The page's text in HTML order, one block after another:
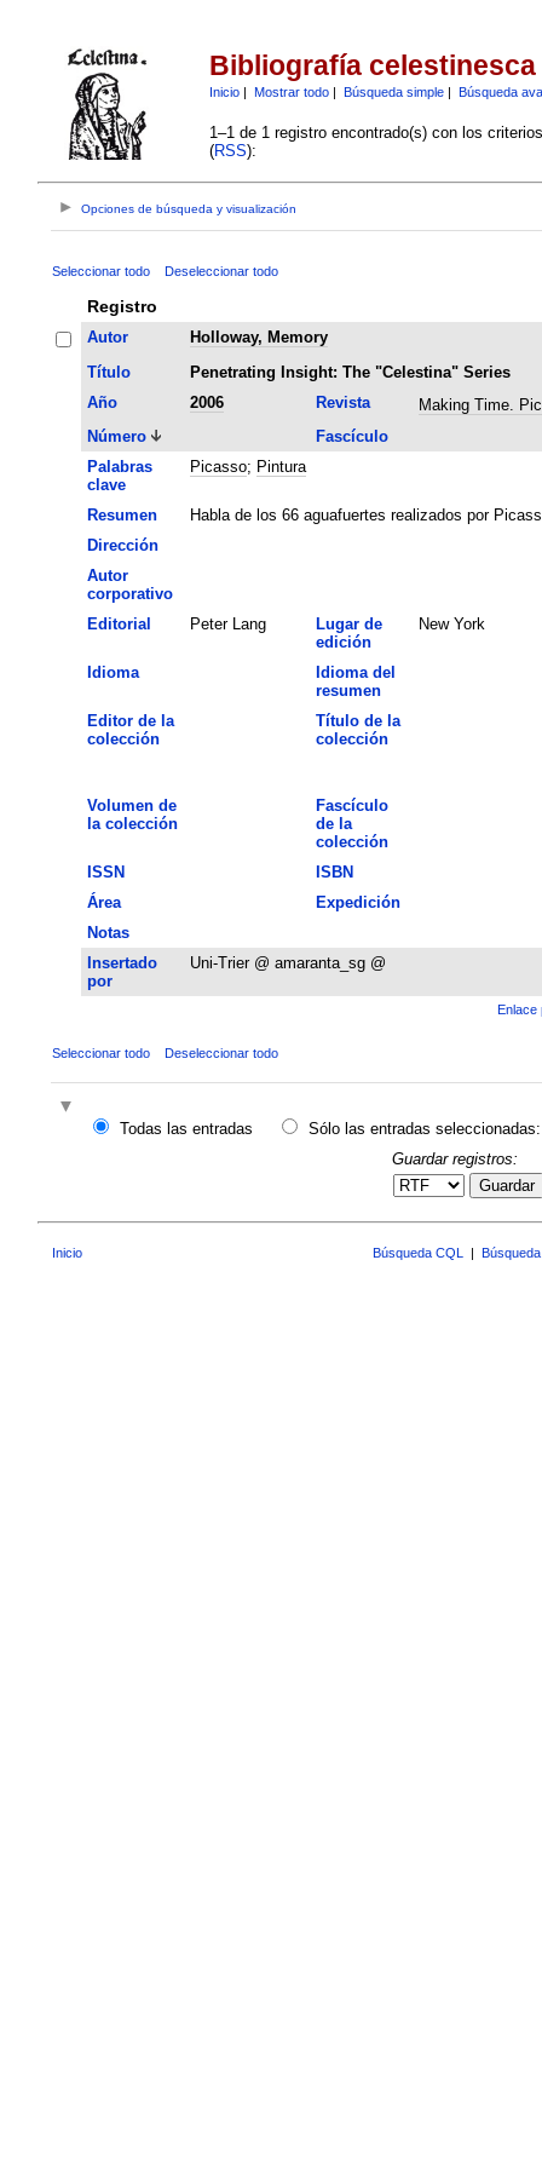
Bibliografía celestinesca
Inicio| Mostrar todo| Búsqueda simple| Búsqueda
1–1 de 1 registro encontrado(s) con los
(RSS):
Opciones de búsqueda y visualización
Seleccionar todo Deseleccionar todo
Registro
Autor
Holloway, Memory
Título
Penetrating Insight: The "Celestina" Series
Año
2006 Revista
Making Time.
Número
Fascículo
Palabras
clave
Picasso; Pintura
Resumen
Habla de los 66 aguafuertes realizados por
Dirección
Autor
corporativo
Editorial
Peter Lang
Lugar de
edición
New York
Idioma
Idioma del
resumen
Editor de la
colección
Título de la
colección
Volumen de
la colección
Fascículo
de la
colección
ISSN
ISBN
Área
Expedición
Notas
Insertado
por
Uni-Trier @ amaranta_sg @
Enlace
Seleccionar todo Deseleccionar todo
Todas las entradas
Sólo las entradas seleccionadas:
Guardar registros:
Guardar
Inicio Búsqueda CQL